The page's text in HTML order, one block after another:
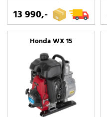
13 990,-
Honda WX 15